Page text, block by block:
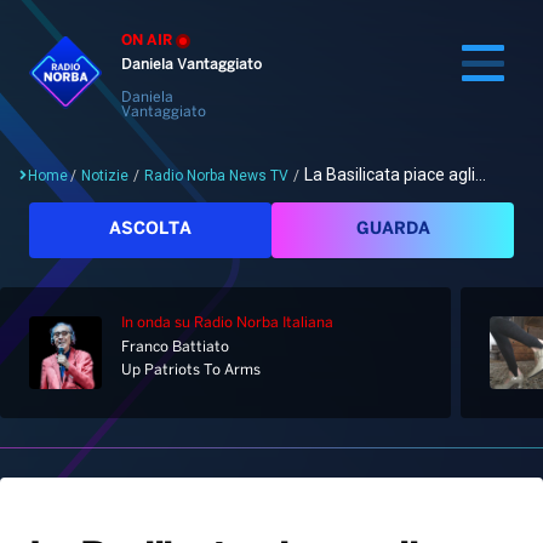
ON AIR
Daniela Vantaggiato
Daniela
Vantaggiato
Cerca
Home
Palinsesto
Notizie
Home/ Notizie / Radio Norba News TV / La Basilicata piace agli...
ASCOLTA GUARDA
In onda su Radio Norba Italiana
Franco Battiato
Up Patriots To Arms